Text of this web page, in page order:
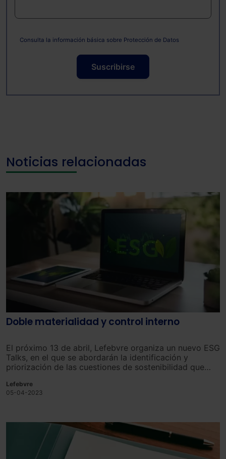
Consulta la información básica sobre Protección de Datos
Suscribirse
Noticias relacionadas
Doble materialidad y control interno
El próximo 13 de abril, Lefebvre organiza un nuevo ESG
Talks, en el que se abordarán la identificación y
priorización de las cuestiones de sostenibilidad que
Lefebvre
05-04-2023